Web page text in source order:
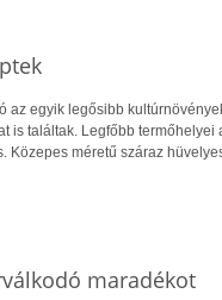
az egyik legősibb
is találtak. Legfőbb
Közepes méretű száraz
maradékot